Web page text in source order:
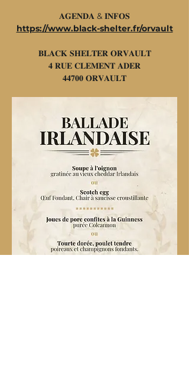
𝐀𝐆𝐄𝐍𝐃𝐀 & 𝐈𝐍𝐅𝐎𝐒
https://www.black-shelter.fr/orvault
𝐁𝐋𝐀𝐂𝐊 𝐒𝐇𝐄𝐋𝐓𝐄𝐑 𝐎𝐑𝐕𝐀𝐔𝐋𝐓
𝟒 𝐑𝐔𝐄 𝐂𝐋𝐄𝐌𝐄𝐍𝐓 𝐀𝐃𝐄𝐑
𝟒𝟒𝟕𝟎𝟎 𝐎𝐑𝐕𝐀𝐔𝐋𝐓